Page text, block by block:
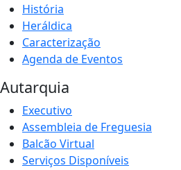
História
Heráldica
Caracterização
Agenda de Eventos
Autarquia
Executivo
Assembleia de Freguesia
Balcão Virtual
Serviços Disponíveis